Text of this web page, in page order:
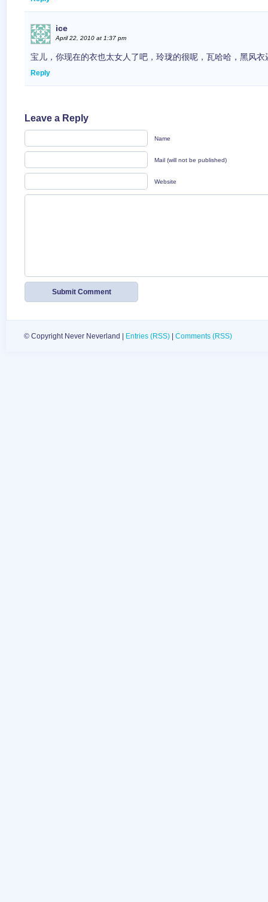
ice
April 22, 2010 at 1:37 pm
宝儿，你现在的衣也太女人了吧，玲珑的很呢，瓦哈哈，黑风
Reply
Leave a Reply
Name
Mail (will not be published)
Website
© Copyright Never Neverland | Entries (RSS) Comments (RSS)